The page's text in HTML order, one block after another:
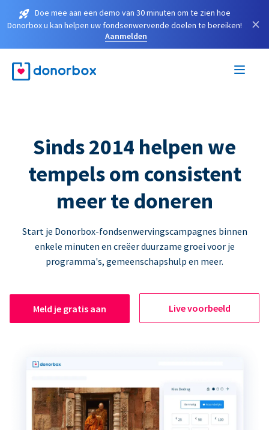
Doe mee aan een demo van 30 minuten om te zien hoe
Donorbox u kan helpen uw fondsenwervende doelen te bereiken!
Aanmelden
×
Sinds 2014 helpen we
tempels om consistent
meer te doneren
Start je Donorbox-fondsenwervingscampagnes binnen
enkele minuten en creëer duurzame groei voor je
programma's, gemeenschapshulp en meer.
Meld je gratis aan Live voorbeeld